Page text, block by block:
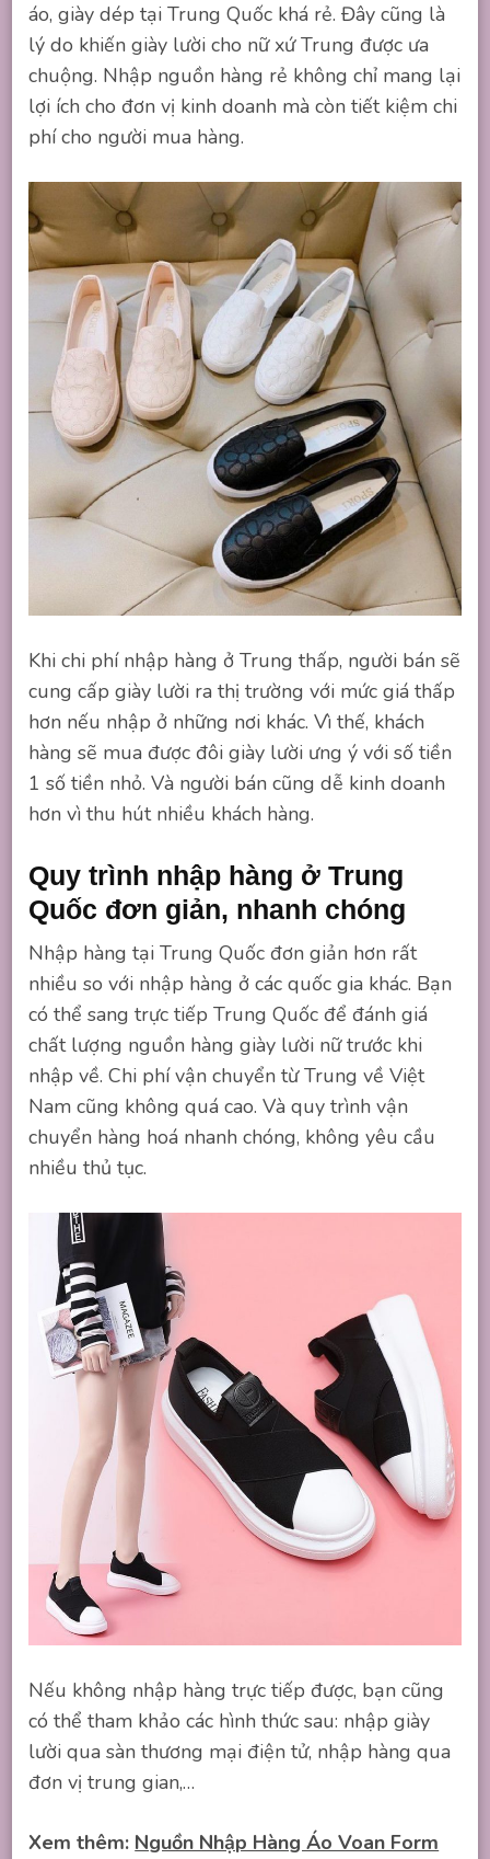
áo, giày dép tại Trung Quốc khá rẻ. Đây cũng là
lý do khiến giày lười cho nữ xứ Trung được ưa
chuộng. Nhập nguồn hàng rẻ không chỉ mang lại
lợi ích cho đơn vị kinh doanh mà còn tiết kiệm chi
phí cho người mua hàng.
Khi chi phí nhập hàng ở Trung thấp, người bán sẽ
cung cấp giày lười ra thị trường với mức giá thấp
hơn nếu nhập ở những nơi khác. Vì thế, khách
hàng sẽ mua được đôi giày lười ưng ý với số tiền
1 số tiền nhỏ. Và người bán cũng dễ kinh doanh
hơn vì thu hút nhiều khách hàng.
Quy trình nhập hàng ở Trung
Quốc đơn giản, nhanh chóng
Nhập hàng tại Trung Quốc đơn giản hơn rất
nhiều so với nhập hàng ở các quốc gia khác. Bạn
có thể sang trực tiếp Trung Quốc để đánh giá
chất lượng nguồn hàng giày lười nữ trước khi
nhập về. Chi phí vận chuyển từ Trung về Việt
Nam cũng không quá cao. Và quy trình vận
chuyển hàng hoá nhanh chóng, không yêu cầu
nhiều thủ tục.
Nếu không nhập hàng trực tiếp được, bạn cũng
có thể tham khảo các hình thức sau: nhập giày
lười qua sàn thương mại điện tử, nhập hàng qua
đơn vị trung gian,…
Xem thêm: Nguồn Nhập Hàng Áo Voan Form